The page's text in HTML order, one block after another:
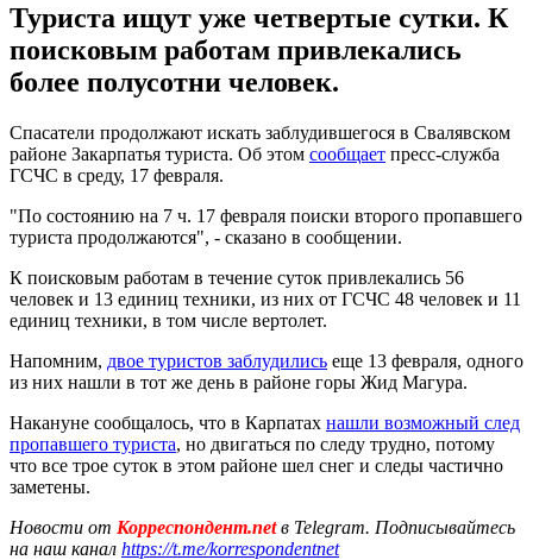
Туриста ищут уже четвертые сутки. К
поисковым работам привлекались
более полусотни человек.
Спасатели продолжают искать заблудившегося в Свалявском
районе Закарпатья туриста. Об этом сообщает пресс-служба
ГСЧС в среду, 17 февраля.
"По состоянию на 7 ч. 17 февраля поиски второго пропавшего
туриста продолжаются", - сказано в сообщении.
К поисковым работам в течение суток привлекались 56
человек и 13 единиц техники, из них от ГСЧС 48 человек и 11
единиц техники, в том числе вертолет.
Напомним, двое туристов заблудились еще 13 февраля, одного
из них нашли в тот же день в районе горы Жид Магура.
Накануне сообщалось, что в Карпатах нашли возможный след
пропавшего туриста, но двигаться по следу трудно, потому
что все трое суток в этом районе шел снег и следы частично
заметены.
Новости от Корреспондент.netв Telegram. Подписывайтесь
на наш канал https://t.me/korrespondentnet